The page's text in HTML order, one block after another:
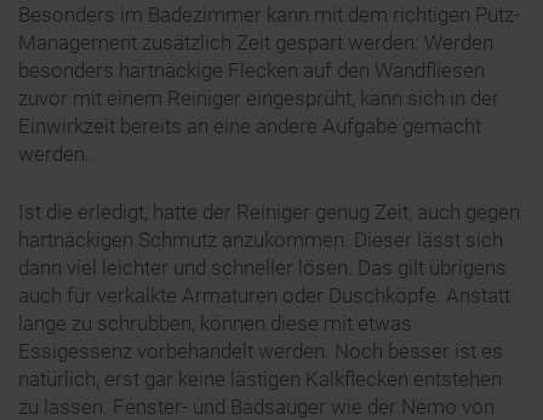
Besonders im Badezimmer kann mit dem richtigen Putz-
Management zusätzlich Zeit gespart werden: Werden
besonders hartnäckige Flecken auf den Wandfliesen
zuvor mit einem Reiniger eingesprüht, kann sich in der
Einwirkzeit bereits an eine andere Aufgabe gemacht
werden.
Ist die erledigt, hatte der Reiniger genug Zeit, auch gegen
hartnäckigen Schmutz anzukommen. Dieser lässt sich
dann viel leichter und schneller lösen. Das gilt übrigens
auch für verkalkte Armaturen oder Duschköpfe. Anstatt
lange zu schrubben, können diese mit etwas
Essigessenz vorbehandelt werden. Noch besser ist es
natürlich, erst gar keine lästigen Kalkflecken entstehen
zu lassen. Fenster- und Badsauger wie der Nemo von